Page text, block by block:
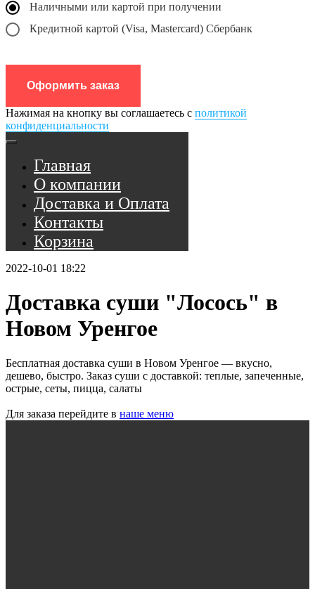
Наличными или картой при получении
Кредитной картой (Visa, Mastercard) Сбербанк
Оформить заказ
Нажимая на кнопку вы соглашаетесь с политикой
конфиденциальности
Главная
О компании
Доставка и Оплата
Контакты
Корзина
2022-10-01 18:22
Доставка суши "Лосось" в
Новом Уренгое
Бесплатная доставка суши в Новом Уренгое — вкусно,
дешево, быстро. Заказ суши с доставкой: теплые, запеченные,
острые, сеты, пицца, салаты
Для заказа перейдите в наше меню